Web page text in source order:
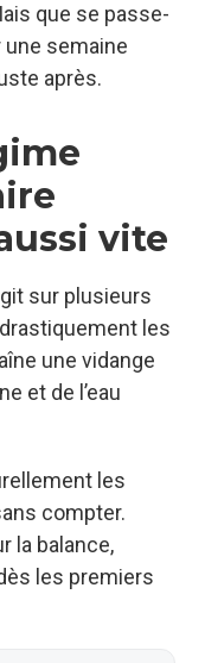
que se passe-
semaine
après.
vite
sur plusieurs
les
une vidange
et de l’eau
les
compter.
la balance,
les premiers